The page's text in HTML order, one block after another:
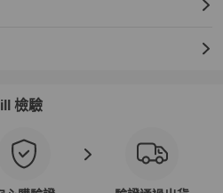
肖商人盜圖販售 請各位謹慎當心⚠️
檢驗